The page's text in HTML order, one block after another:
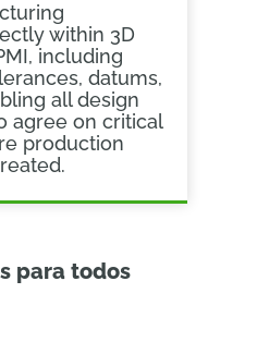
within 3D
including
datums,
all design
agree on critical
production
para todos